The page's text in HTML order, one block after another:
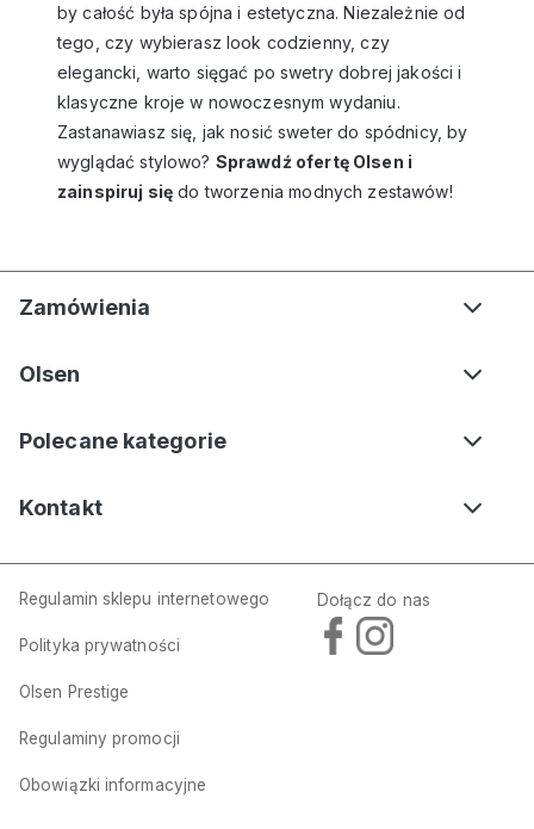
by całość była spójna i estetyczna. Niezależnie od
tego, czy wybierasz look codzienny, czy
elegancki, warto sięgać po swetry dobrej jakości i
klasyczne kroje w nowoczesnym wydaniu.
Zastanawiasz się, jak nosić sweter do spódnicy, by
wyglądać stylowo? Sprawdź ofertę Olsen i
zainspiruj się do tworzenia modnych zestawów!
Zamówienia
Olsen
Polecane kategorie
Kontakt
Regulamin sklepu internetowego
Polityka prywatności
Olsen Prestige
Regulaminy promocji
Obowiązki informacyjne
Dołącz do nas